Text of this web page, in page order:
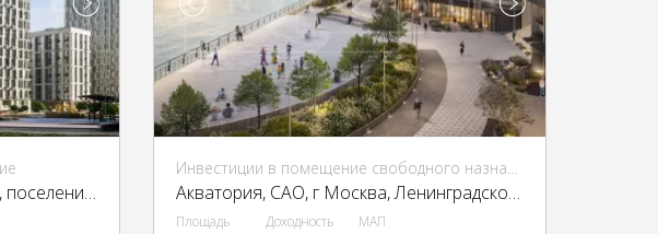
Бунинские кварталы, г. Москва, поселение Сосенское
Инвестиции в помещение свободного назначения (ПСН)
Акватория, CАО, г Москва, Ленинградское ш., 69
Площадь Доходность МАП